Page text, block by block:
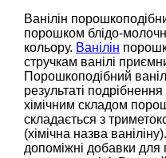
Ванілін
порошком блідо-
кольору. Ванілін
стручкам ванілі
Порошкоподібний
результаті
хімічним складом
складається з
(хімічна назва
допоміжні добавки для